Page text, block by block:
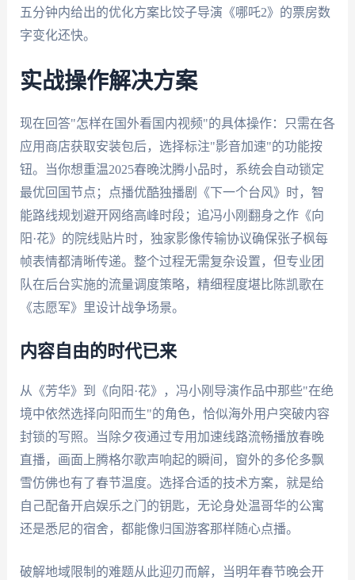
五分钟内给出的优化方案比饺子导演《哪吒2》的票房数
字变化还快。
实战操作解决方案
现在回答"怎样在国外看国内视频"的具体操作：只需在各
应用商店获取安装包后，选择标注"影音加速"的功能按
钮。当你想重温2025春晚沈腾小品时，系统会自动锁定
最优回国节点；点播优酷独播剧《下一个台风》时，智
能路线规划避开网络高峰时段；追冯小刚翻身之作《向
阳·花》的院线贴片时，独家影像传输协议确保张子枫每
帧表情都清晰传递。整个过程无需复杂设置，但专业团
队在后台实施的流量调度策略，精细程度堪比陈凯歌在
《志愿军》里设计战争场景。
内容自由的时代已来
从《芳华》到《向阳·花》，冯小刚导演作品中那些"在绝
境中依然选择向阳而生"的角色，恰似海外用户突破内容
封锁的写照。当除夕夜通过专用加速线路流畅播放春晚
直播，画面上腾格尔歌声响起的瞬间，窗外的多伦多飘
雪仿佛也有了春节温度。选择合适的技术方案，就是给
自己配备开启娱乐之门的钥匙，无论身处温哥华的公寓
还是悉尼的宿舍，都能像归国游客那样随心点播。
破解地域限制的难题从此迎刃而解，当明年春节晚会开